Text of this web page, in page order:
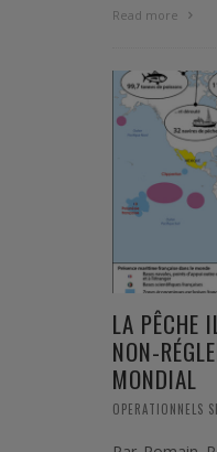
Read more
LA PÊCHE
NON-
MONDIAL
OPERATIONNELS